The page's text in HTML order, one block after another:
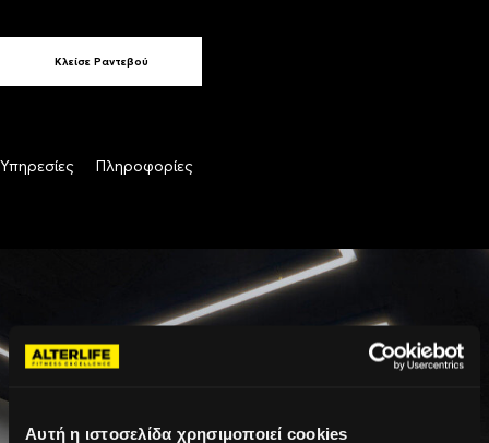
Αυτή η ιστοσελίδα χρησιμοποιεί cookies
Κλείσε Ραντεβού
Υπηρεσίες Πληροφορίες